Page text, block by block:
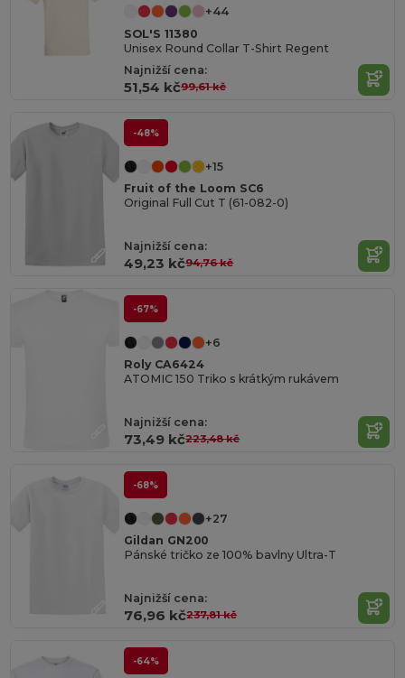
+44
SOL'S 11380
Unisex Round Collar T-Shirt Regent
Najnižší cena:
51,54 kč99,61 kč
-48%
+15
Fruit of the Loom SC6
Original Full Cut T (61-082-0)
Najnižší cena:
49,23 kč94,76 kč
-67%
+6
Roly CA6424
ATOMIC 150 Triko s krátkým rukávem
Najnižší cena:
73,49 kč223,48 kč
-68%
+27
Gildan GN200
Pánské tričko ze 100% bavlny Ultra-T
Najnižší cena:
76,96 kč237,81 kč
-64%